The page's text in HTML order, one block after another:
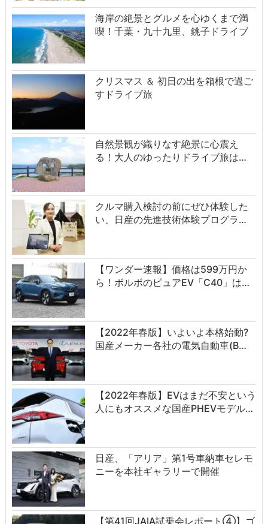
海岸の絶景とグルメを心ゆくまで満
喫！千葉・九十九里、銚子ドライブ
クリスマス ＆ 初日の出を箱根で過ご
すドライブ旅
自然景観が織りなす絶景に心震え
る！大人のゆったりドライブ旅は…
クルマ購入検討の前にぜひ体験した
い、日産の先進技術体験プログラ…
【ワンダー速報】価格は599万円か
ら！ボルボのピュアEV「C40」は…
【2022年春版】いよいよ本格始動?
国産メーカー各社の電気自動車(B…
【2022年春版】EVはまだ不安という
人にもオススメな国産PHEVモデル…
日産、「アリア」第1号車納車セレモ
ニーを本社ギャラリーで開催
【第41回JAIA試乗会レポート④】ゴ